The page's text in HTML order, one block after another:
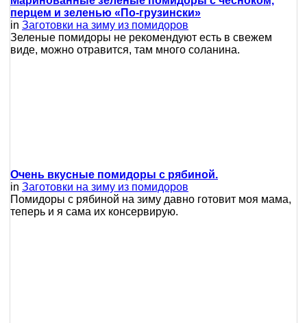
перцем и зеленью «По-грузински»
in Заготовки на зиму из помидоров
Зеленые помидоры не рекомендуют есть в свежем
виде, можно отравится, там много соланина.
Очень вкусные помидоры с рябиной.
in Заготовки на зиму из помидоров
Помидоры с рябиной на зиму давно готовит моя мама,
теперь и я сама их консервирую.